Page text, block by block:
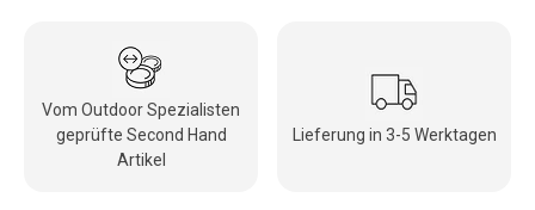
Vom Outdoor Spezialisten
geprüfte Second Hand
Artikel
Lieferung in 3-5 Werktagen